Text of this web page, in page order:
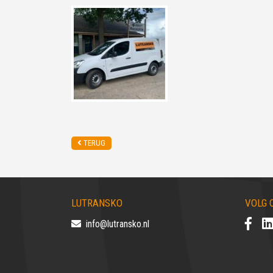
TERUG
LUTRANSKO
info@lutransko.nl
VOLG